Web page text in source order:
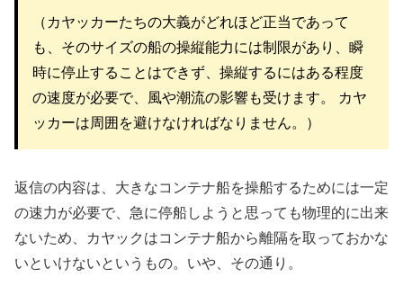
（カヤッカーたちの大義がどれほど正当であって
も、そのサイズの船の操縦能力には制限があり、瞬
時に停止することはできず、操縦するにはある程度
の速度が必要で、風や潮流の影響も受けます。 カヤ
ッカーは周囲を避けなければなりません。）
返信の内容は、大きなコンテナ船を操船するためには一定
の速力が必要で、急に停船しようと思っても物理的に出来
ないため、カヤックはコンテナ船から離隔を取っておかな
いといけないというもの。いや、その通り。